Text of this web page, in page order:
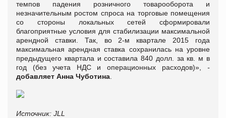
темпов падения розничного товарооборота и
незначительным ростом спроса на торговые помещения
со стороны локальных сетей сформировали
благоприятные условия для стабилизации максимальной
арендной ставки. Так, во 2-м квартале 2015 года
максимальная арендная ставка сохранилась на уровне
предыдущего квартала и составила 840 долл. за кв. м в
год (без учета НДС и операционных расходов)»,
-
добавляет Анна Чуботина
Источник: JLL